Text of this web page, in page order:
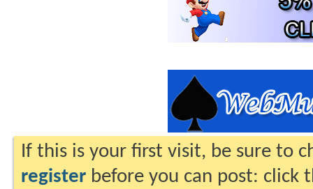
If this is your first visit, be sure to
register before you can post: click